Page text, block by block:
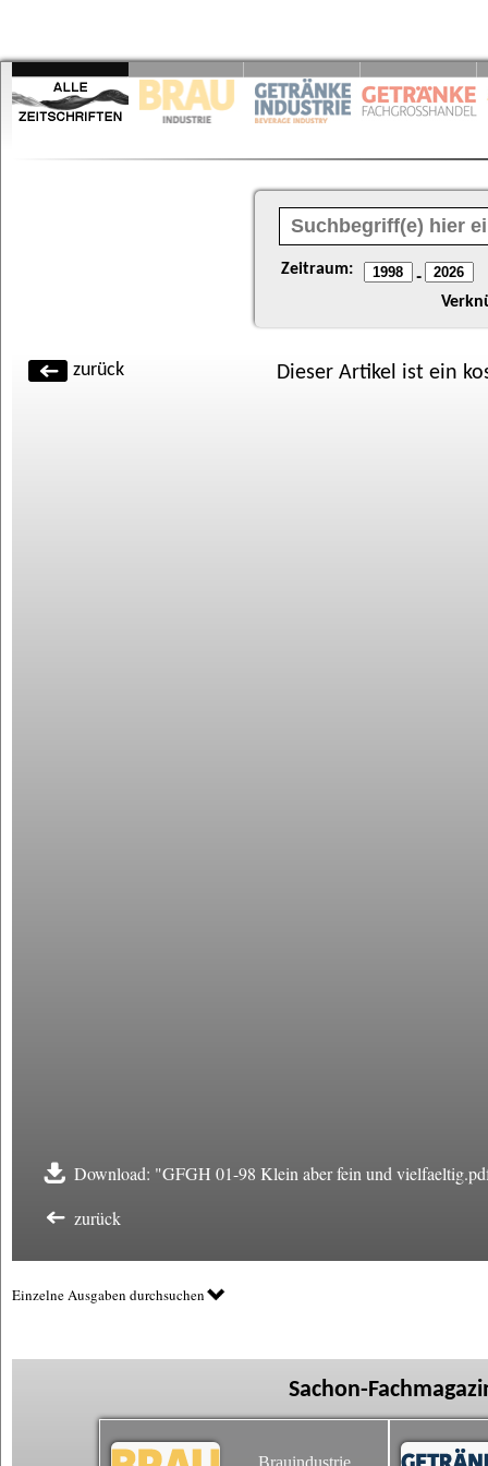
Zeitraum: -
zurück Dieser Artikel ist ein
Download: "GFGH 01-98 Klein aber fein und
zurück
Einzelne Ausgaben durchsuchen
Sachon-
Brauindustrie